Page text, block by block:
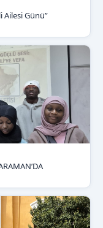
Ailesi Günü”